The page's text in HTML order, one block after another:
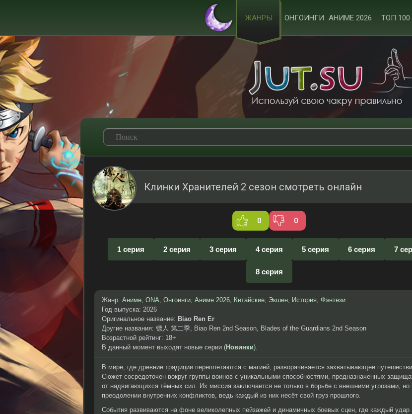
ЖАНРЫ ОНГОИНГИ АНИМЕ 2026 ТОП 100
Клинки Хранителей 2 сезон смотреть онлайн
0 0
1 серия 2 серия 3 серия 4 серия 5 серия 6 серия 7
8 серия
Жанр: Аниме, ONA, Онгоинги, Аниме 2026, Китайские, Экшен, История, Фэнтези
Год выпуска: 2026
Оригинальное название: Biao Ren Er
Другие названия: 镖人 第二季, Biao Ren 2nd Season, Blades of the Guardians 2nd Season
Возрастной рейтинг: 18+
В данный момент выходят новые серии (Новинки).
В мире, где древние традиции переплетаются с магией, разворачивается захватывающее
Сюжет сосредоточен вокруг группы воинов с уникальными способностями, предназначенных
от надвигающихся тёмных сил. Их миссия заключается не только в борьбе с внешними угрозами, но
преодолении внутренних конфликтов, ведь каждый из них несёт свой груз прошлого.
События развиваются на фоне великолепных пейзажей и динамичных боевых сцен, где каждый удар